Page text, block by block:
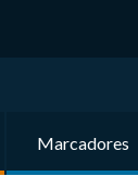
Marcadores